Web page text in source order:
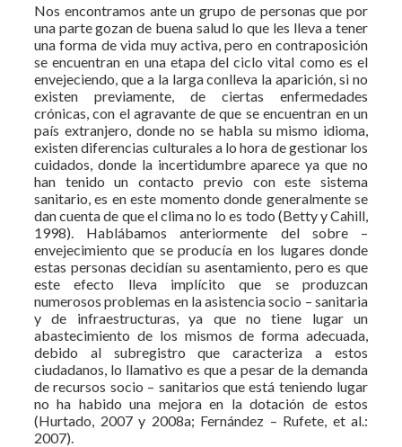
Nos encontramos ante un grupo de personas que por
una parte gozan de buena salud lo que les lleva a tener
una forma de vida muy activa, pero en contraposición
se encuentran en una etapa del ciclo vital como es el
envejeciendo, que a la larga conlleva la aparición, si no
existen previamente, de ciertas enfermedades
crónicas, con el agravante de que se encuentran en un
país extranjero, donde no se habla su mismo idioma,
existen diferencias culturales a lo hora de gestionar los
cuidados, donde la incertidumbre aparece ya que no
han tenido un contacto previo con este sistema
sanitario, es en este momento donde generalmente se
dan cuenta de que el clima no lo es todo (Betty y Cahill,
1998). Hablábamos anteriormente del sobre –
envejecimiento que se producía en los lugares donde
estas personas decidían su asentamiento, pero es que
este efecto lleva implícito que se produzcan
numerosos problemas en la asistencia socio – sanitaria
y de infraestructuras, ya que no tiene lugar un
abastecimiento de los mismos de forma adecuada,
debido al subregistro que caracteriza a estos
ciudadanos, lo llamativo es que a pesar de la demanda
de recursos socio – sanitarios que está teniendo lugar
no ha habido una mejora en la dotación de estos
(Hurtado, 2007 y 2008a; Fernández – Rufete, et al.:
2007).